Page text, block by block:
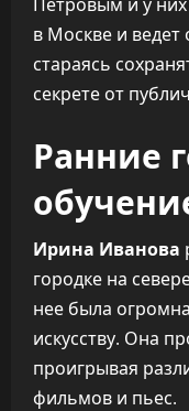
в Москве и
стараясь
секрете от
Ранние
Ирина Иванова
городке на
нее была
искусству. Она
проигрывая
фильмов и пьес.